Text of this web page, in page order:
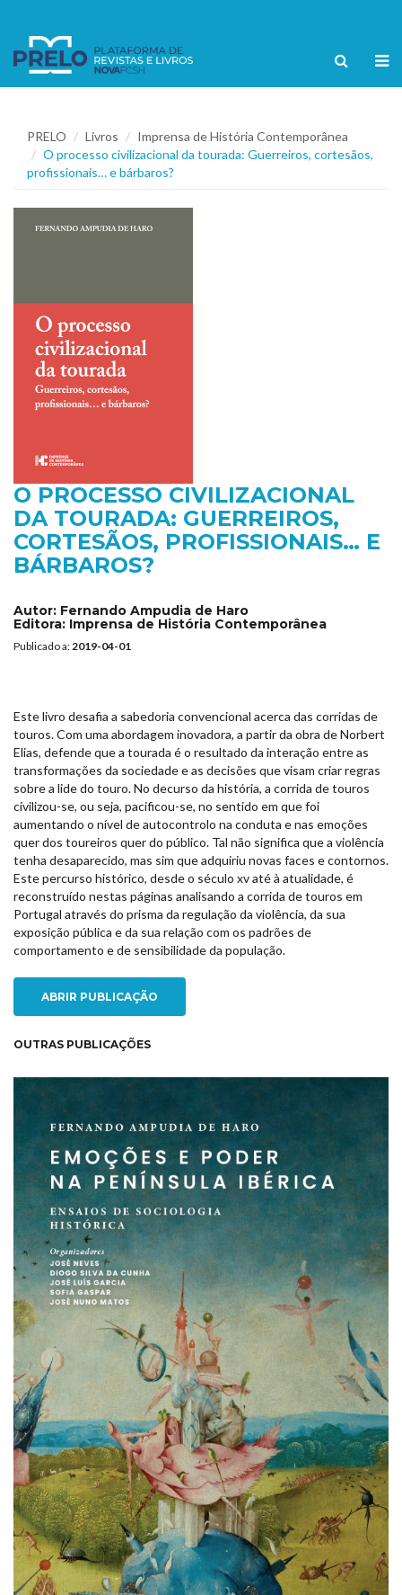
PRELO Livros
Imprensa de História Contemporânea
O processo civilizacional da tourada: Guerreiros, cortesãos,
profissionais… e bárbaros?
O PROCESSO CIVILIZACIONAL
DA TOURADA: GUERREIROS,
CORTESÃOS, PROFISSIONAIS… E
BÁRBAROS?
Autor: Fernando Ampudia de Haro
Editora: Imprensa de História Contemporânea
Publicado a:2019-04-01
Este livro desafia a sabedoria convencional acerca das corridas de
touros. Com uma abordagem inovadora, a partir da obra de Norbert
Elias, defende que a tourada é o resultado da interação entre as
transformações da sociedade e as decisões que visam criar regras
sobre a lide do touro. No decurso da história, a corrida de touros
civilizou-se, ou seja, pacificou-se, no sentido em que foi
aumentando o nível de autocontrolo na conduta e nas emoções
quer dos toureiros quer do público. Tal não significa que a violência
tenha desaparecido, mas sim que adquiriu novas faces e contornos.
Este percurso histórico, desde o século xv até à atualidade, é
reconstruído nestas páginas analisando a corrida de touros em
Portugal através do prisma da regulação da violência, da sua
exposição pública e da sua relação com os padrões de
comportamento e de sensibilidade da população.
ABRIR PUBLICAÇÃO
OUTRAS PUBLICAÇÕES